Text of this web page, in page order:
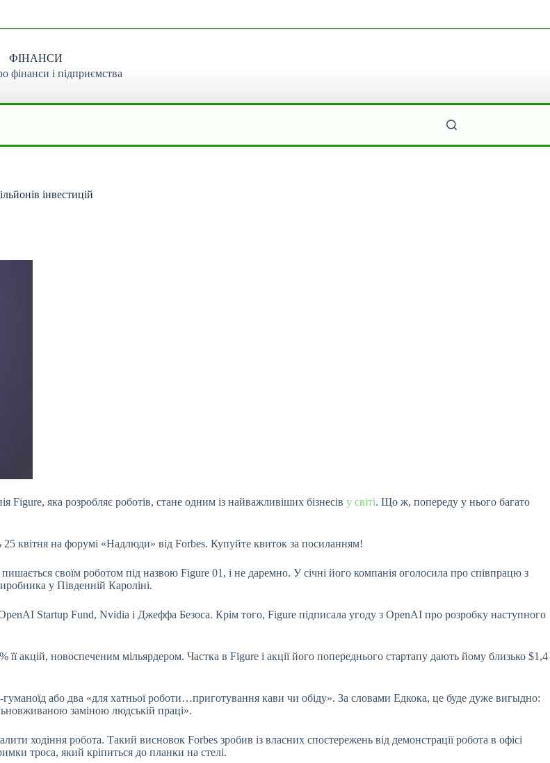
ФІНАНСИ
фінанси і підприємства
інвестицій
яка розробляє роботів, стане одним із найважливіших бізнесів у світі. Що ж, попереду у нього багато
25 квітня на форумі «Надлюди» від Forbes. Купуйте квиток за посиланням!
своїм роботом під назвою Figure 01, і не даремно. У січні його компанія оголосила про співпрацю з
у Південній Кароліні.
Startup Fund, Nvidia і Джеффа Безоса. Крім того, Figure підписала угоду з OpenAI про розробку наступного
її акцій, новоспеченим мільярдером. Частка в Figure і акції його попереднього стартапу дають йому близько $1,4
або два «для хатньої роботи…приготування кави чи обіду». За словами Едкока, це буде дуже вигыдно:
заміною людській праці».
ходіння робота. Такий висновок Forbes зробив із власних спостережень від демонстрації робота в офісі
троса, який кріпиться до планки на стелі.